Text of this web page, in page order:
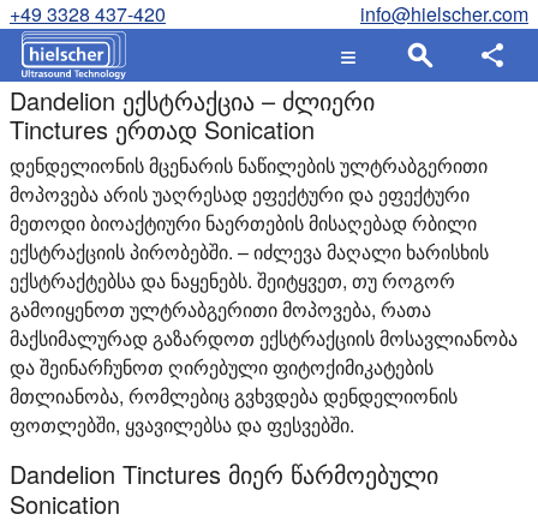
+49 3328 437-420 info@hielscher.com
Dandelion ექსტრაქცია – ძლიერი
Tinctures ერთად Sonication
დენდელიონის მცენარის ნაწილების ულტრაბგერითი
მოპოვება არის უაღრესად ეფექტური და ეფექტური
მეთოდი ბიოაქტიური ნაერთების მისაღებად რბილი
ექსტრაქციის პირობებში. – იძლევა მაღალი ხარისხის
ექსტრაქტებსა და ნაყენებს. შეიტყვეთ, თუ როგორ
გამოიყენოთ ულტრაბგერითი მოპოვება, რათა
მაქსიმალურად გაზარდოთ ექსტრაქციის მოსავლიანობა
და შეინარჩუნოთ ღირებული ფიტოქიმიკატების
მთლიანობა, რომლებიც გვხვდება დენდელიონის
ფოთლებში, ყვავილებსა და ფესვებში.
Dandelion Tinctures მიერ წარმოებული
Sonication